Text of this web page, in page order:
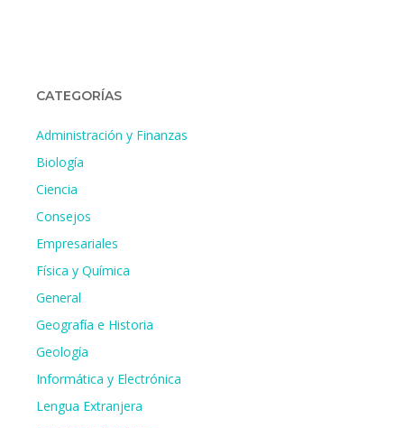
CATEGORÍAS
Administración y Finanzas
Biología
Ciencia
Consejos
Empresariales
Física y Química
General
Geografía e Historia
Geología
Informática y Electrónica
Lengua Extranjera